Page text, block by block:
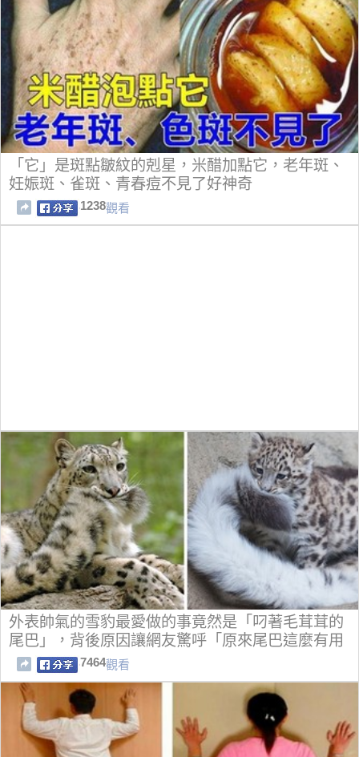
「它」是斑點皺紋的剋星，米醋加點它，老年斑、
妊娠斑、雀斑、青春痘不見了好神奇
1238觀看
外表帥氣的雪豹最愛做的事竟然是「叼著毛茸茸的
尾巴」，背後原因讓網友驚呼「原來尾巴這麼有用
啊」！
7464觀看